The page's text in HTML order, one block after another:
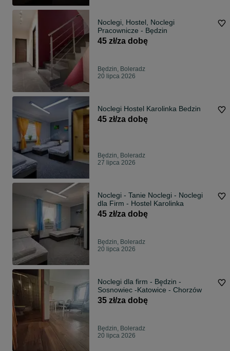
Noclegi, Hostel, Noclegi
Pracownicze - Będzin
45 zł/za dobę
Będzin, Boleradz
20 lipca 2026
Noclegi Hostel Karolinka Bedzin
45 zł/za dobę
Będzin, Boleradz
27 lipca 2026
Noclegi - Tanie Noclegi - Noclegi
dla Firm - Hostel Karolinka
45 zł/za dobę
Będzin, Boleradz
20 lipca 2026
Noclegi dla firm - Będzin -
Sosnowiec -Katowice - Chorzów
35 zł/za dobę
Będzin, Boleradz
20 lipca 2026